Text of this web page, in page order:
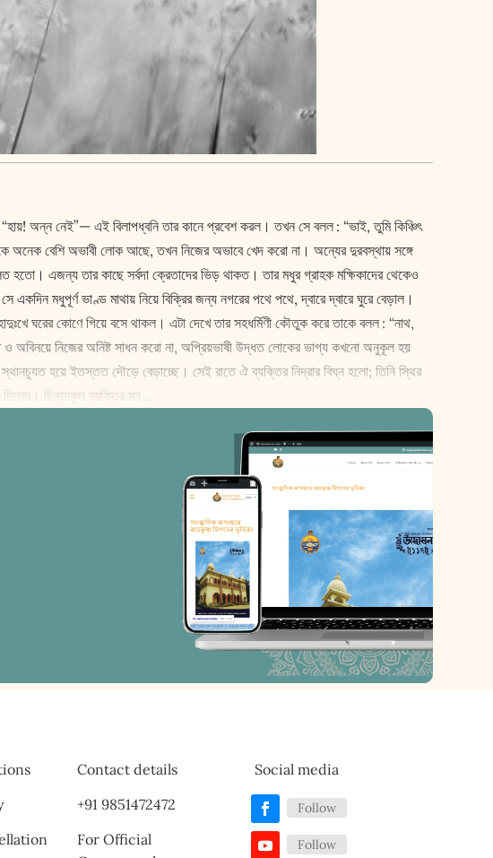
অন্ন নেই”— এই বিলাপধ্বনি তার কানে প্রবেশ করল। তখন সে বলল : “ভাই, তুমি কিঞ্চিৎ
অনেক বেশি অভাবী লোক আছে, তখন নিজের অভাবে খেদ করো না। অন্যের দুরবস্থায় সঙ্গে
এজন্য তার কাছে সর্বদা ক্রেতাদের ভিড় থাকত। তার মধুর গ্রাহক ম‌ক্ষিকাদের থেকেও
মধুপূর্ণ ভাণ্ড মাথায় নিয়ে বিক্রির জন্য নগরের পথে পথে, দ্বারে দ্বারে ঘুরে বেড়াল।
ঘরের কোণে গিয়ে বসে থাকল। এটা দেখে তার সহধর্মিণী কৌতুক করে তাকে বলল : “নাথ,
অবিনয়ে নিজের অনিষ্ট সাধন করো না, অপ্রিয়ভাষী উদ্ধত লোকের ভাগ্য কখনো অনুকূল হয়
হয়ে ইতস্তত দৌড়ে বেড়াচ্ছে। সেই রাতে ঐ ব্যক্তির নিদ্রার বিঘ্ন হলো; তিনি স্থির
চিন্তাকুল ব্যক্তির মন...
Contact details
+91 9851472472
For Official
Social media
Follow
Follow